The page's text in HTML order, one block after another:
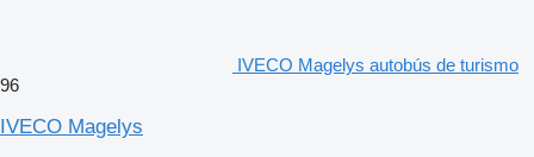
IVECO Magelys autobús de turismo
96
IVECO Magelys